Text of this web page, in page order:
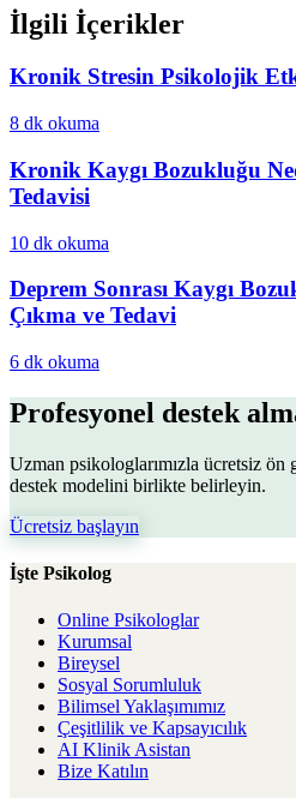
İlgili İçerikler
Kronik Stresin Psikolojik
8 dk okuma
Kronik Kaygı Bozukluğu
Tedavisi
10 dk okuma
Deprem Sonrası Kaygı
Çıkma ve Tedavi
6 dk okuma
Profesyonel destek
Uzman psikologlarımızla ücretsiz ön
destek modelini birlikte belirleyin.
Ücretsiz başlayın
İşte Psikolog
Online Psikologlar
Kurumsal
Bireysel
Sosyal Sorumluluk
Bilimsel Yaklaşımımız
Çeşitlilik ve Kapsayıcılık
AI Klinik Asistan
Bize Katılın